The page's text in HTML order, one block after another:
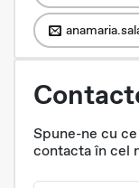
Spune-ne cu
contacta în cel